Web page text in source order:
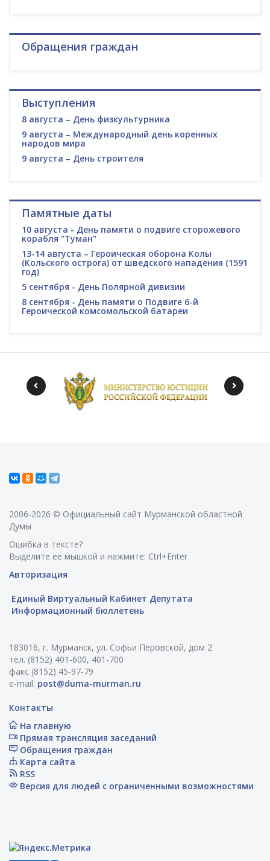
Обращения граждан
Выступления
8 августа – День физкультурника
9 августа – Международный день коренных
народов мира
9 августа – День строителя
Памятные даты
10 августа - День памяти о подвиге сторожевого
корабля "Туман"
13-14 августа – Героическая оборона Колы
(Кольского острога) от шведского нападения (1591
год)
5 сентября - День Полярной дивизии
8 сентября - День памяти о Подвиге 6-й
Героической комсомольской батареи
2006-2026 © Официальный сайт Мурманской областной
Думы
Ошибка в тексте?
Выделите ее мышкой и нажмите: Ctrl+Enter
Авторизация
Единый Виртуальный Кабинет Депутата
Информационный бюллетень
183016, г. Мурманск, ул. Софьи Перовской, дом 2
тел. (8152) 401-600, 401-700
факс (8152) 45-97-79
e-mail: post@duma-murman.ru
Контакты
На главную
Прямая трансляция заседаний
Обращения граждан
Карта сайта
RSS
Версия для людей с ограниченными возможностями